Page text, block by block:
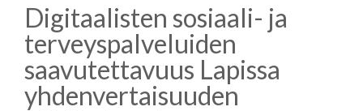
Digitaalisten sosiaali- ja
terveyspalveluiden
saavutettavuus Lapissa
yhdenvertaisuuden